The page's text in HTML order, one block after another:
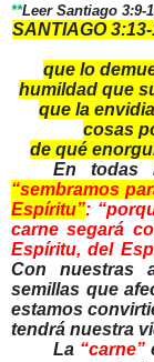
**Leer Santiago 3:9-
SANTIAGO 3:13-
que lo
humildad que
que la
cosas
de qué
En todas
“sembramos
Espíritu”: “
carne segará
Espíritu, del
Con nuestras
semillas que
estamos
tendrá nuestra
La “carne”